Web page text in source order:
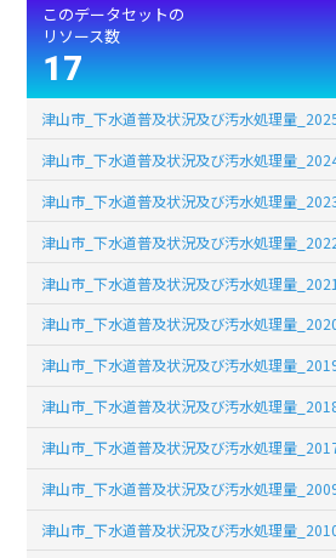
このデータセットの
リソース数
17
津山市_下水道普及状況及び汚水処理量
津山市_下水道普及状況及び汚水処理量
津山市_下水道普及状況及び汚水処理量
津山市_下水道普及状況及び汚水処理量
津山市_下水道普及状況及び汚水処理量
津山市_下水道普及状況及び汚水処理量
津山市_下水道普及状況及び汚水処理量
津山市_下水道普及状況及び汚水処理量
津山市_下水道普及状況及び汚水処理量
津山市_下水道普及状況及び汚水処理量
津山市_下水道普及状況及び汚水処理量